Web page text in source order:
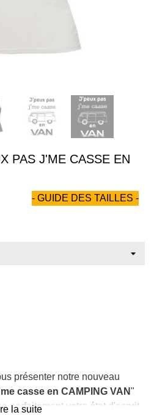
PAS J'ME CASSE EN
- GUIDE DES TAILLES -
présenter notre nouveau
casse en CAMPING VAN"
parfaitement votre état d'esprit
la suite